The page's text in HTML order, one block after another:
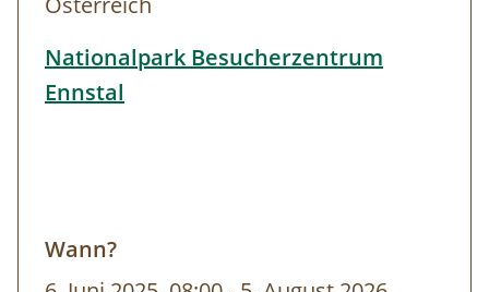
Höhlentour
Helme und Stirnlampen, Dauer ca. 2,5
Stunden)
Info & Buchung:
Nationalpark Besucherzentrum
Ennstal
Wann?